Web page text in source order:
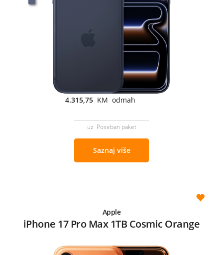
4.315,75 KM odmah
uz Poseban paket
Saznaj više
Apple
iPhone 17 Pro Max 1TB Cosmic Orange